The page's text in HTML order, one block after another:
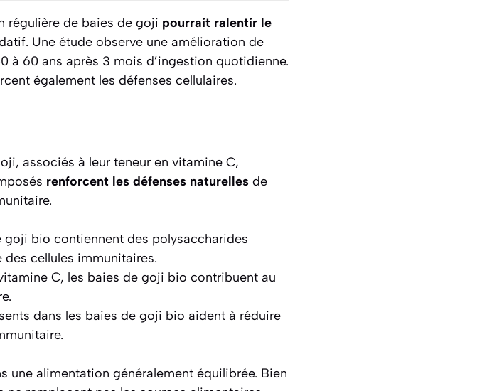
régulière de baies de goji pourrait ralentir le
Une étude observe une amélioration de
à 60 ans après 3 mois d’ingestion quotidienne.
également les défenses cellulaires.
associés à leur teneur en vitamine C,
renforcent les défenses naturelles de
goji bio contiennent des polysaccharides
cellules immunitaires.
C, les baies de goji bio contribuent au
dans les baies de goji bio aident à réduire
une alimentation généralement équilibrée. Bien